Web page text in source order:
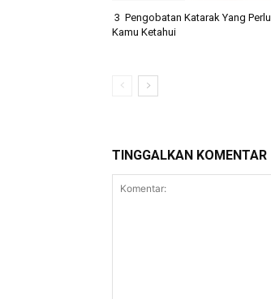
3 Pengobatan Katarak Yang Perlu
Kamu Ketahui
TINGGALKAN KOMENTAR